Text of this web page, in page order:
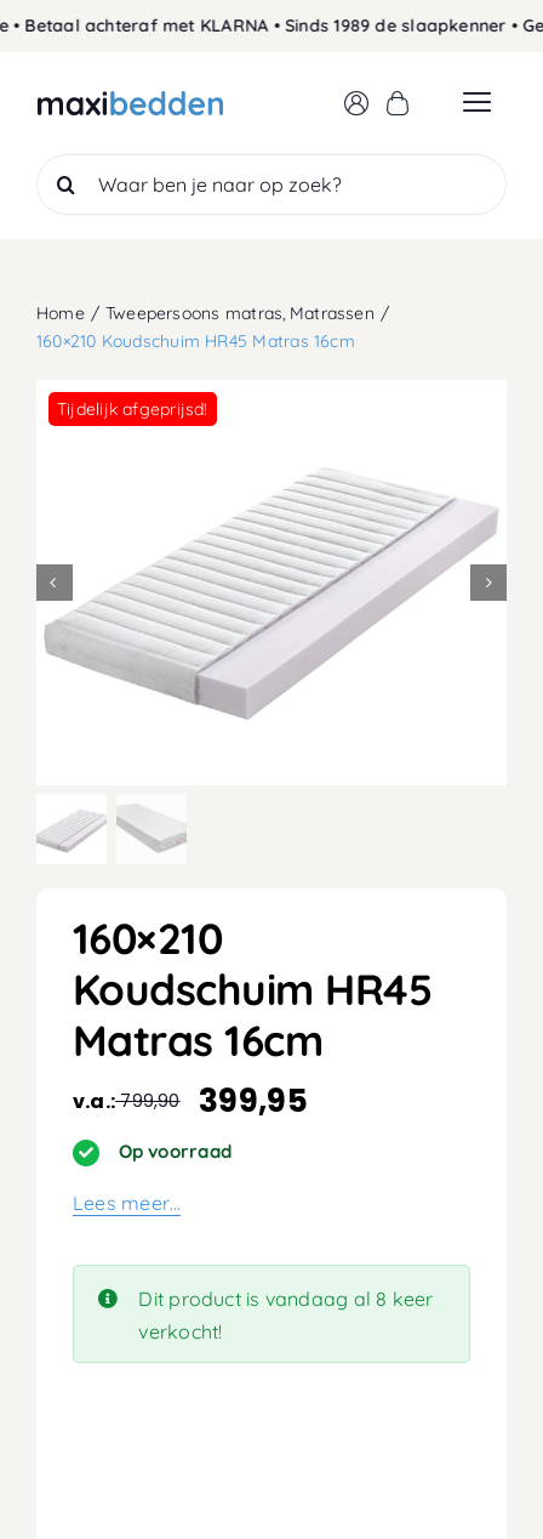
achteraf met KLARNA • Sinds 1989 de slaapkenner •
Search
for:
Home Tweepersoons matras Matrassen
160×210 Koudschuim HR45 Matras 16cm
Tijdelijk afgeprijsd!
160×210
Koudschuim HR45
Matras 16cm
v.a.:799,90
Oorspronkelijke
prijs
was:
799,90.
399,95
Huidige
prijs
is:
399,95.
Op voorraad
Lees meer…
Dit product is vandaag al 8 keer
verkocht!